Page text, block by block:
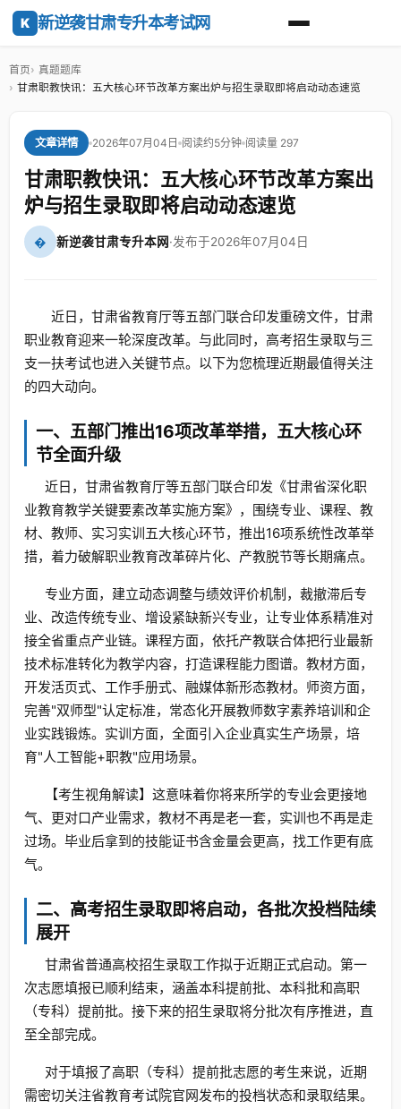
K 新逆袭甘肃专升本考试网
首页
真题题库
甘肃职教快讯：五大核心环节改革方案出炉与招生录取即将启动动态速览
文章详情 2026年07月04日 阅读约5分钟 阅读量 297
甘肃职教快讯：五大核心环节改革方案出
炉与招生录取即将启动动态速览
� 新逆袭甘肃专升本网·发布于2026年07月04日
近日，甘肃省教育厅等五部门联合印发重磅文件，甘肃
职业教育迎来一轮深度改革。与此同时，高考招生录取与三
支一扶考试也进入关键节点。以下为您梳理近期最值得关注
的四大动向。
一、五部门推出16项改革举措，五大核心环
节全面升级
近日，甘肃省教育厅等五部门联合印发《甘肃省深化职
业教育教学关键要素改革实施方案》，围绕专业、课程、教
材、教师、实习实训五大核心环节，推出16项系统性改革举
措，着力破解职业教育改革碎片化、产教脱节等长期痛点。
专业方面，建立动态调整与绩效评价机制，裁撤滞后专
业、改造传统专业、增设紧缺新兴专业，让专业体系精准对
接全省重点产业链。课程方面，依托产教联合体把行业最新
技术标准转化为教学内容，打造课程能力图谱。教材方面，
开发活页式、工作手册式、融媒体新形态教材。师资方面，
完善"双师型"认定标准，常态化开展教师数字素养培训和企
业实践锻炼。实训方面，全面引入企业真实生产场景，培
育"人工智能+职教"应用场景。
【考生视角解读】这意味着你将来所学的专业会更接地
气、更对口产业需求，教材不再是老一套，实训也不再是走
过场。毕业后拿到的技能证书含金量会更高，找工作更有底
气。
二、高考招生录取即将启动，各批次投档陆续
展开
甘肃省普通高校招生录取工作拟于近期正式启动。第一
次志愿填报已顺利结束，涵盖本科提前批、本科批和高职
（专科）提前批。接下来的招生录取将分批次有序推进，直
至全部完成。
对于填报了高职（专科）提前批志愿的考生来说，近期
需密切关注省教育考试院官网发布的投档状态和录取结果。